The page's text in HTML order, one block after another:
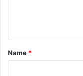
*
Name *